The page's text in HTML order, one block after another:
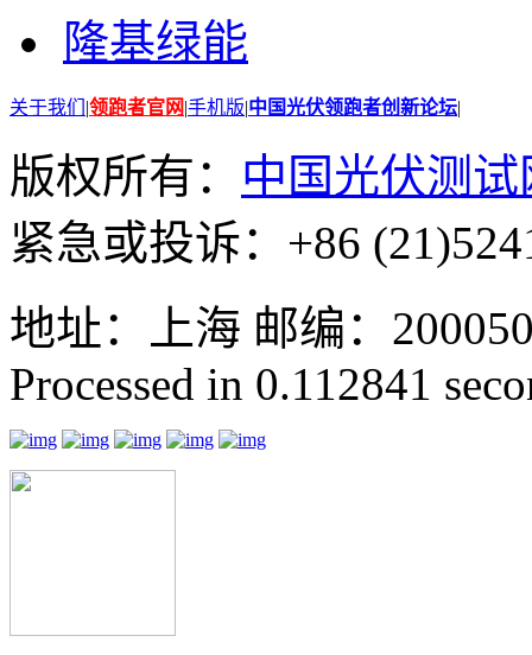
隆基绿能
关于我们 |领跑者官网|手机版|中国光伏领跑者创新论坛|
版权所有： 中国光伏测试
紧急或投诉：+86
地址：上海 邮编：
Processed in 0.112841